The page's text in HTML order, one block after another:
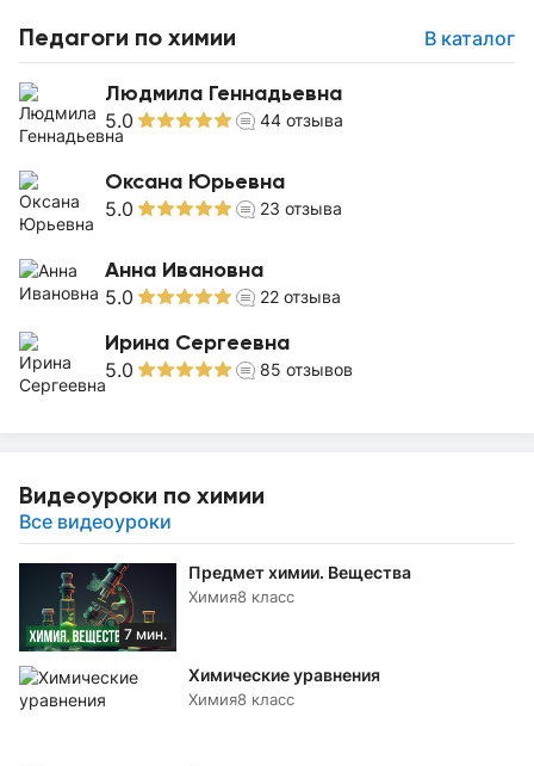
Педагоги по химии В каталог
Людмила Геннадьевна
5.0 44 отзыва
Оксана Юрьевна
5.0 23 отзыва
Анна Ивановна
5.0 22 отзыва
Ирина Сергеевна
5.0 85 отзывов
Видеоуроки по химии
Все видеоуроки
7 мин.
Предмет химии. Вещества
Химия8 класс
Химические уравнения
Химия8 класс